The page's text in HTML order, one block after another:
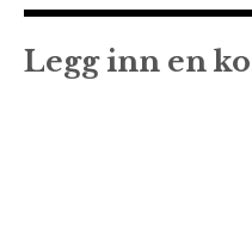
Legg inn en